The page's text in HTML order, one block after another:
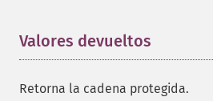
Valores devueltos
Retorna la cadena protegida.